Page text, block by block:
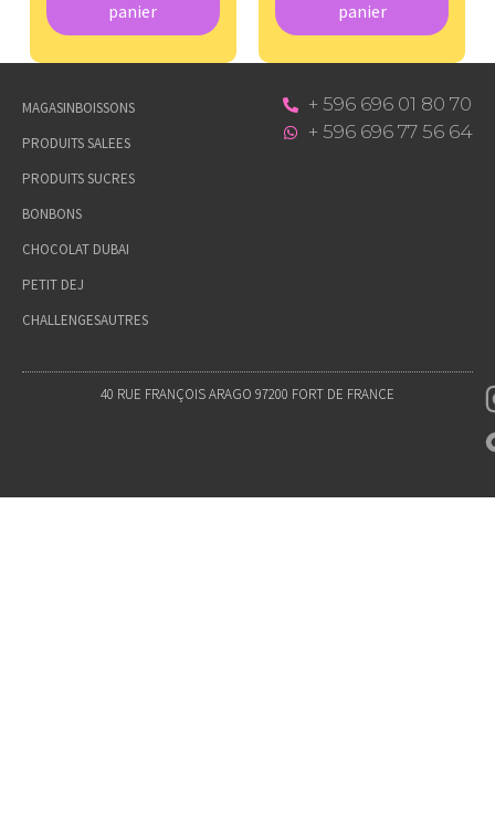
panier
panier
MAGASINBOISSONS
PRODUITS SALEES
PRODUITS SUCRES
BONBONS
CHOCOLAT DUBAI
PETIT DEJ
CHALLENGESAUTRES
+ 596 696 01 80 70
+ 596 696 77 56 64
40 RUE FRANÇOIS ARAGO 97200 FORT DE FRANCE